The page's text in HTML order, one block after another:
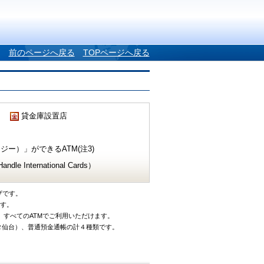
前のページへ戻る TOPページへ戻る
貸金庫設置店
ー）」ができるATM(注3)
International Cards）
す。
。
べてのATMでご利用いただけます。
台）、普通預金通帳の計４種類です。